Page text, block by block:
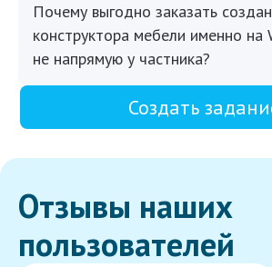
Почему выгодно заказать
конструктора мебели именно на
не напрямую у частника?
Создать
Отзывы наших
пользователей